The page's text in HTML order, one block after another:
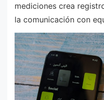
mediciones crea
la comunicación con